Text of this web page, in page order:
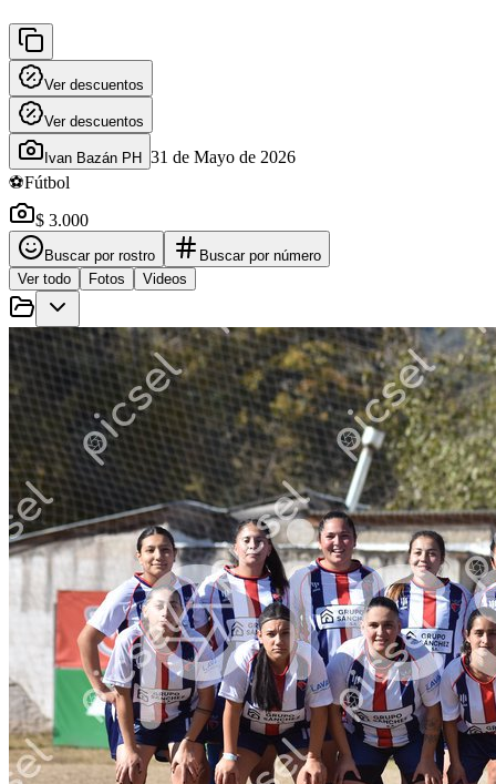
Ver descuentos
Ver descuentos
Ivan Bazán PH 31 de Mayo de 2026
⚽Fútbol
$ 3.000
Buscar por rostro
Buscar por número
Ver todo
Fotos Videos